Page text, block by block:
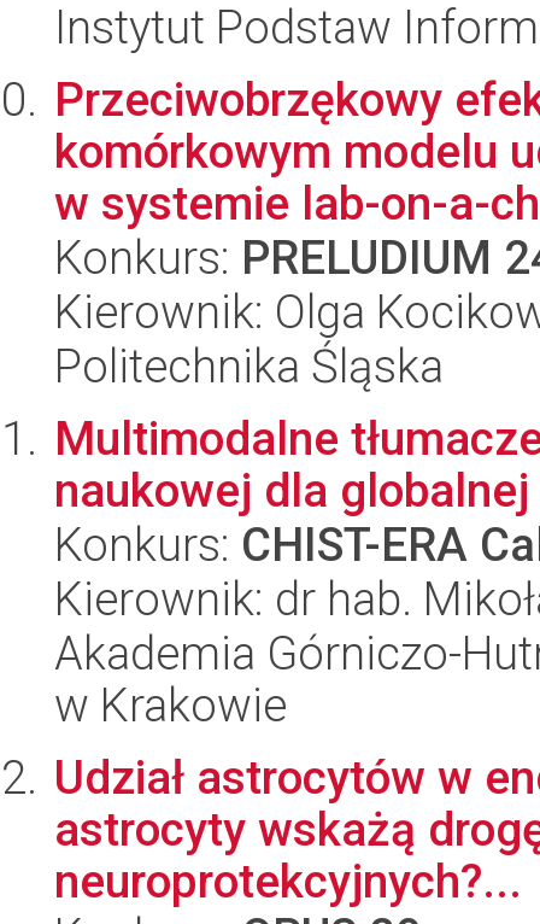
Instytut Podstaw
Przeciwobrzękowy
komórkowym modelu
w systemie lab-on-a-
Konkurs: PRELUDIUM
Kierownik: Olga
Politechnika Śląska
Multimodalne
naukowej dla
Konkurs: CHIST-ERA
Kierownik: dr hab.
Akademia Górniczo-
w Krakowie
Udział astrocytów w
astrocyty wskażą
neuroprotekcyjnych?...